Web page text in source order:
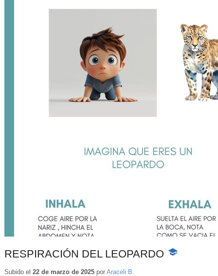
RESPIRACIÓN DEL LEOPARDO
-
Subido el 22 de marzo de 2025por Araceli B.